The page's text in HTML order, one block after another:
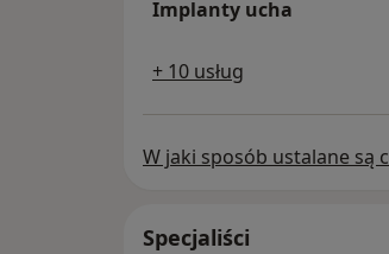
Implanty ucha
+ 10 usług
W jaki sposób ustalane są
Specjaliści